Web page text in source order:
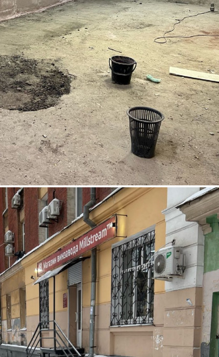
Аренда
Жилой дом
106715 - Г. САМАРА,
ПОБЕДЫ УЛИЦА, Д.87
Самарская обл
Получить контакты Посмотреть на карте
Сдам в аренду помещение свободного назначения площадью
132 м2, в прямую аренду, возможны арендные каникулы.
Минимальный срок аренды 12 мес. Помещение располагается
в 5-этажном жилом доме в 6 мин. пешком от м.Безымянка,
район Советский. Помещение находится на цокольном этаже .
Высота потолков 2.8 м, помещение...
419 (+1)
Навигация